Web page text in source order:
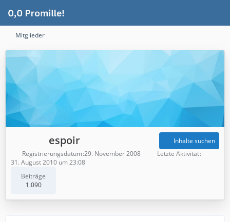
Mitglieder
espoir
Beiträge
1.090
Inhalte suchen
Registrierungsdatum 29. November 2008
Letzte Aktivität
31. August 2010 um 23:08